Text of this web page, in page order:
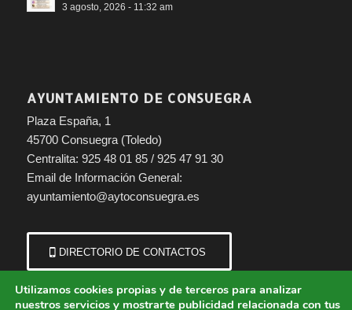
Entrada desde 3€ en un CLICK
3 agosto, 2026 - 11:32 am
AYUNTAMIENTO DE CONSUEGRA
Plaza España, 1
45700 Consuegra (Toledo)
Centralita: 925 48 01 85 / 925 47 91 30
Email de Información General:
ayuntamiento@aytoconsuegra.es
DIRECTORIO DE CONTACTOS
Utilizamos cookies propias y de terceros para analizar
nuestros servicios y mostrarte publicidad relacionada con tus